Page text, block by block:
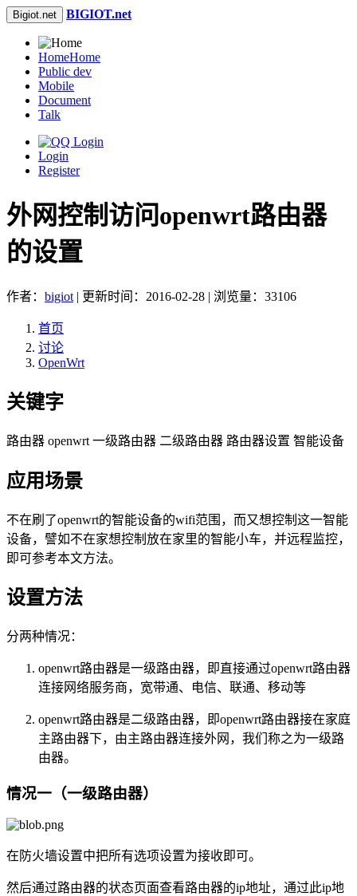
Bigiot.net BIGIOT.net
HomeHome
Public dev
Mobile
Document
Talk
Login
Register
外网控制访问openwrt路由器
的设置
作者： bigiot | 更新时间：2016-02-28 | 浏览量：33106
首页
讨论
OpenWrt
关键字
路由器 openwrt 一级路由器 二级路由器 路由器设置 智能设备
应用场景
不在刷了openwrt的智能设备的wifi范围，而又想控制这一智能
设备，譬如不在家想控制放在家里的智能小车，并远程监控，
即可参考本文方法。
设置方法
分两种情况：
openwrt路由器是一级路由器，即直接通过openwrt路由器
连接网络服务商，宽带通、电信、联通、移动等
openwrt路由器是二级路由器，即openwrt路由器接在家庭
主路由器下，由主路由器连接外网，我们称之为一级路
由器。
情况一（一级路由器）
在防火墙设置中把所有选项设置为接收即可。
然后通过路由器的状态页面查看路由器的ip地址，通过此ip地